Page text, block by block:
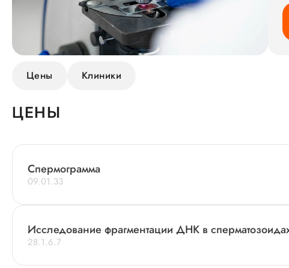
Цены Клиники
ЦЕНЫ
Спермограмма
09.01.33
Исследование фрагментации ДНК в
28.1.6.7